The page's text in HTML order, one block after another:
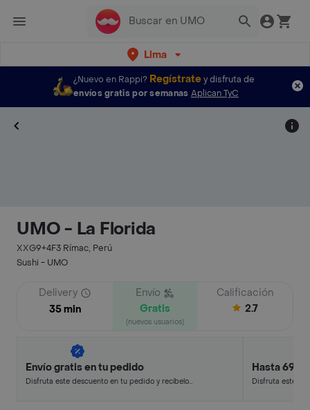
Lima
¿Nuevo en Rappi? Regístratey disfruta de
envíos gratis por semanas Aplican TyC
UMO - La Florida
XXG9+4F3 Rímac, Perú
Sushi - UMO
Delivery
35 min
Envío
Gratis
(nuevos usuarios)
Calificación
2.7
Envío gratis en tu pedido
Disfruta este descuento en tu pedido y recíbelo
Hasta 69%
Disfruta este